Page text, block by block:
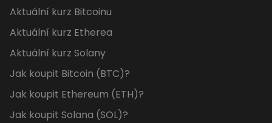
Aktuální kurz Bitcoinu
Aktuální kurz Etherea
Aktuální kurz Solany
Jak koupit Bitcoin (BTC)?
Jak koupit Ethereum (ETH)?
Jak koupit Solana (SOL)?